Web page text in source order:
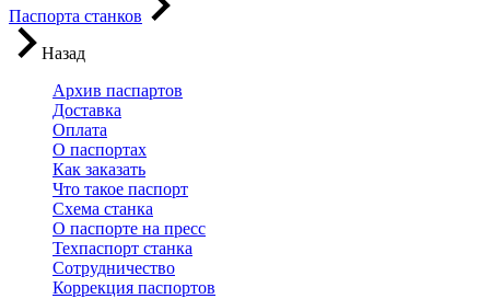
Паспорта станков
Назад
Архив паспартов
Доставка
Оплата
О паспортах
Как заказать
Что такое паспорт
Схема станка
О паспорте на пресс
Техпаспорт станка
Сотрудничество
Коррекция паспортов